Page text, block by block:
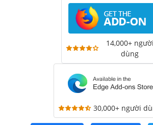
14,000+ người
dùng
30,000+ người